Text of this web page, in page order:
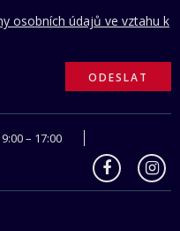
osobních údajů ve vztahu k
– 17:00